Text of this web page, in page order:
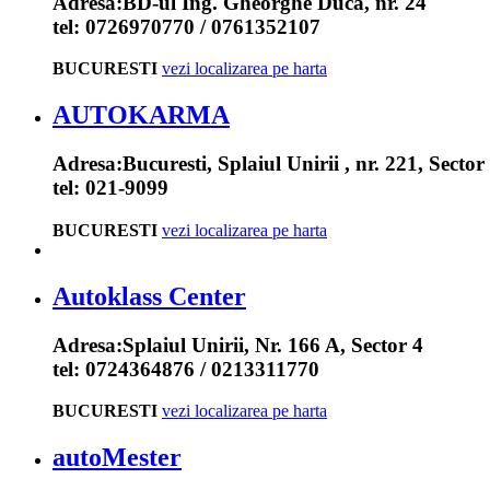
tel: 0726970770 / 0761352107
BUCURESTI vezi localizarea pe harta
AUTOKARMA
Adresa:Bucuresti, Splaiul Unirii , nr. 221, Sector
tel: 021-9099
BUCURESTI vezi localizarea pe harta
Autoklass Center
Adresa:Splaiul Unirii, Nr. 166 A, Sector 4
tel: 0724364876 / 0213311770
BUCURESTI vezi localizarea pe harta
autoMester